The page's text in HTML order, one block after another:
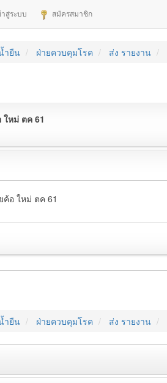
าสู่ระบบ สมัครสมาชิก
ำยืน ฝ่ายควบคุมโรค ส่ง รายงาน
หม่ ตค 61
อ ใหม่ ตค 61
ำยืน ฝ่ายควบคุมโรค ส่ง รายงาน